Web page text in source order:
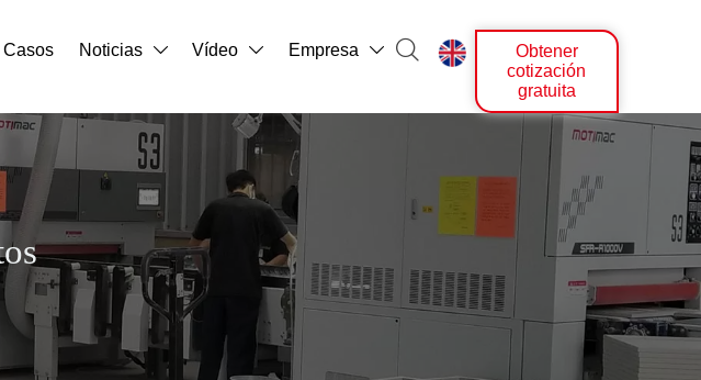
Casos Noticias  Vídeo  Empresa   
Obtener
cotización
gratuita